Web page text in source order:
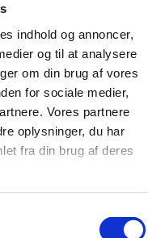
indhold og annoncer,
og til at analysere
om din brug af vores
for sociale medier,
Vores partnere
oplysninger, du har
fra din brug af deres